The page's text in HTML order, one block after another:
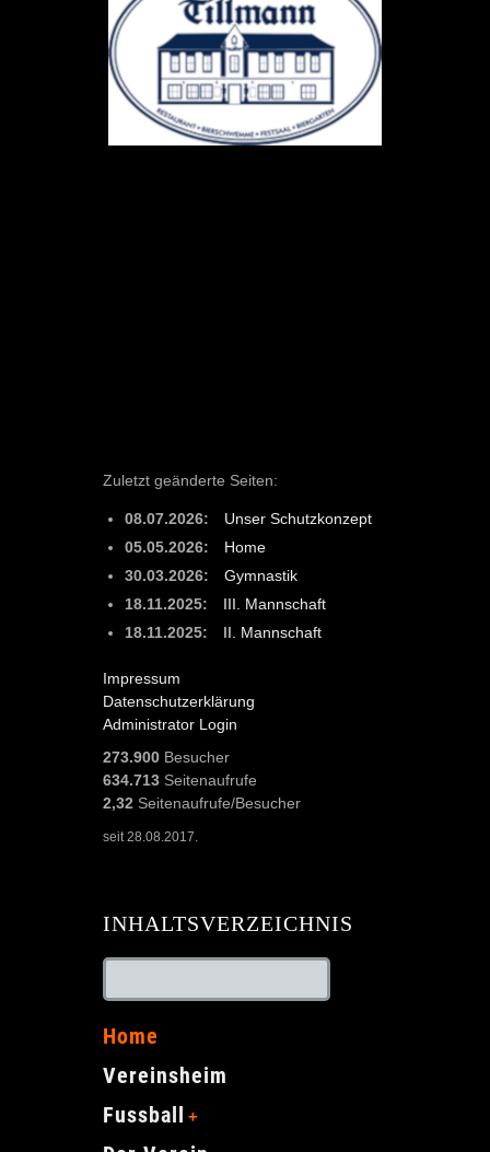
Zuletzt geänderte Seiten:
08.07.2026:
Unser Schutzkonzept
05.05.2026:
Home
30.03.2026:
Gymnastik
18.11.2025:
III. Mannschaft
18.11.2025:
II. Mannschaft
Impressum
Datenschutzerklärung
Administrator Login
273.900 Besucher
634.713 Seitenaufrufe
2,32 Seitenaufrufe/Besucher
seit 28.08.2017.
INHALTSVERZEICHNIS
Home
Vereinsheim
Fussball